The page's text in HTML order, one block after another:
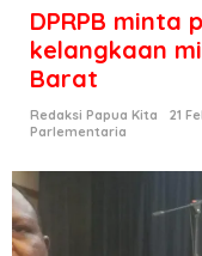
DPRPB minta
kelangkaan
Barat
Redaksi Papua Kita
21
Parlementaria